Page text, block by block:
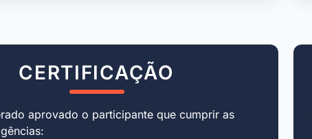
CERTIFICAÇÃO
aprovado o participante que cumprir as